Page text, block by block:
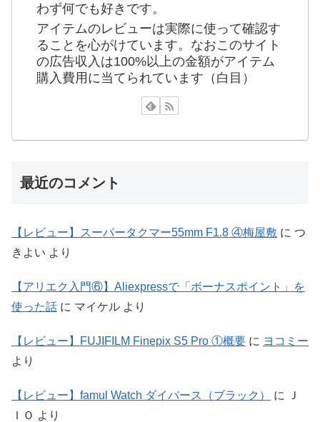
わず何でも好きです。
アイテムのレビューは実際に使って確認す
ることを心がけています。なおこのサイト
の広告収入は100%以上の金額がアイテム
購入費用に当てられています（白目）
最近のコメント
【レビュー】スーパータクマー55mm F1.8 ④梅屋敷 に つ
きよい より
【アリエク入門⑥】Aliexpressで「ボーナスポイント」を
使った話 に マイケル より
【レビュー】FUJIFILM Finepix S5 Pro ①概要 に ヨコミー
より
【レビュー】famul Watch ダイバース（ブラック） に
Ｊ
ＩＯ より